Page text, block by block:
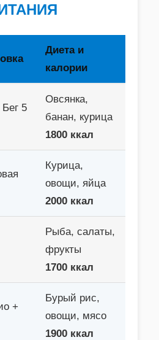
Диета и
калории
Бег 5
Овсянка,
банан, курица
1800 ккал
Курица,
овощи, яйца
2000 ккал
Рыба, салаты,
фрукты
1700 ккал
+
Бурый рис,
овощи, мясо
1900 ккал